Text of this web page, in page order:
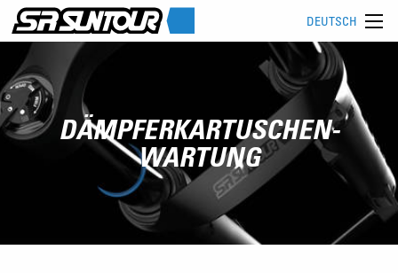
DEUTSCH
DÄMPFERKARTUSCHEN-
WARTUNG